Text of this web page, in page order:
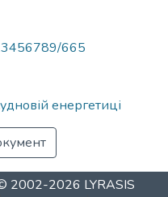
665
енергетиці
2002-2026 LYRASIS